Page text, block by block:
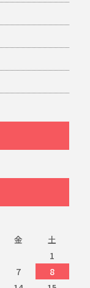
金
土
1
7
8